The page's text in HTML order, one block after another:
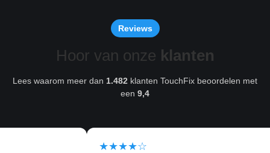
Reviews
Hoor van onze klanten
Lees waarom meer dan 1.482 klanten TouchFix beoordelen met
een 9,4
★★★★☆